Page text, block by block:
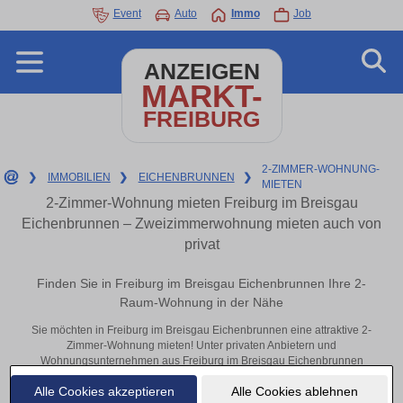
Alle Cookies akzeptieren Alle Cookies ablehnen
Event Auto Immo Job
ANZEIGEN
MARKT-
FREIBURG
❯ IMMOBILIEN ❯ EICHENBRUNNEN ❯
2-ZIMMER-WOHNUNG-
MIETEN
2-Zimmer-Wohnung mieten Freiburg im Breisgau
Eichenbrunnen – Zweizimmerwohnung mieten auch von
privat
Finden Sie in Freiburg im Breisgau Eichenbrunnen Ihre 2-
Raum-Wohnung in der Nähe
Sie möchten in Freiburg im Breisgau Eichenbrunnen eine attraktive 2-
Zimmer-Wohnung mieten! Unter privaten Anbietern und
Wohnungsunternehmen aus Freiburg im Breisgau Eichenbrunnen
finden Sie Ihre Zweizimmerwohnung. Mit ein paar Klicks zu Ihrer 2-
Raum-Wohnung in der Nähe.